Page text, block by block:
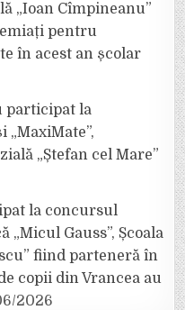
„Ioan Cîmpineanu”
pentru
în acest an școlar
participat la
„Ștefan cel Mare”
la concursul
Gauss”, Școala
fiind parteneră în
copii din Vrancea au
2026